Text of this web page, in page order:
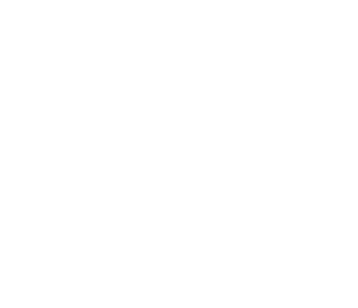
на звуковые кнопки и слушать стихи и